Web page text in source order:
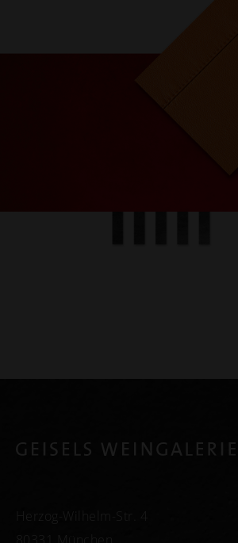
Herzog-Wilhelm-Str. 4